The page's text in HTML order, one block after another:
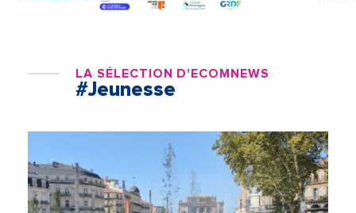
LA SÉLECTION D'ECOMNEWS
#Jeunesse